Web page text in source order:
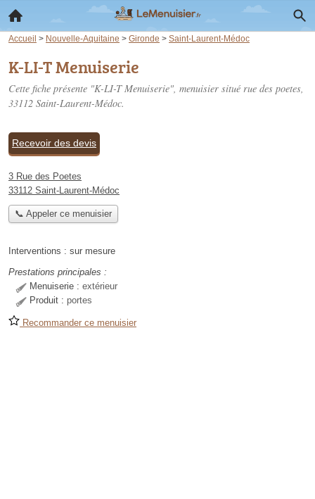
Accueil > Nouvelle-Aquitaine > Gironde > Saint-Laurent-Médoc
K-LI-T Menuiserie
Cette fiche présente "K-LI-T Menuiserie", menuisier situé rue des poetes,
33112 Saint-Laurent-Médoc.
Recevoir des devis
3 Rue des Poetes
33112 Saint-Laurent-Médoc
📞 Appeler ce menuisier
Interventions : sur mesure
Prestations principales :
Menuiserie : extérieur
Produit : portes
Recommander ce menuisier